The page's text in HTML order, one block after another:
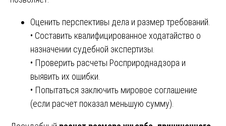
Оценить перспективы дела и размер требований.
• Составить квалифицированное ходатайство о
назначении судебной экспертизы.
• Проверить расчеты Росприроднадзора и
выявить их ошибки.
• Попытаться заключить мировое соглашение
(если расчет показал меньшую сумму).